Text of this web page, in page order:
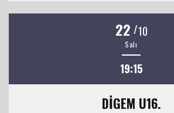
22 /10
Salı
19:15
DİGEM U16.